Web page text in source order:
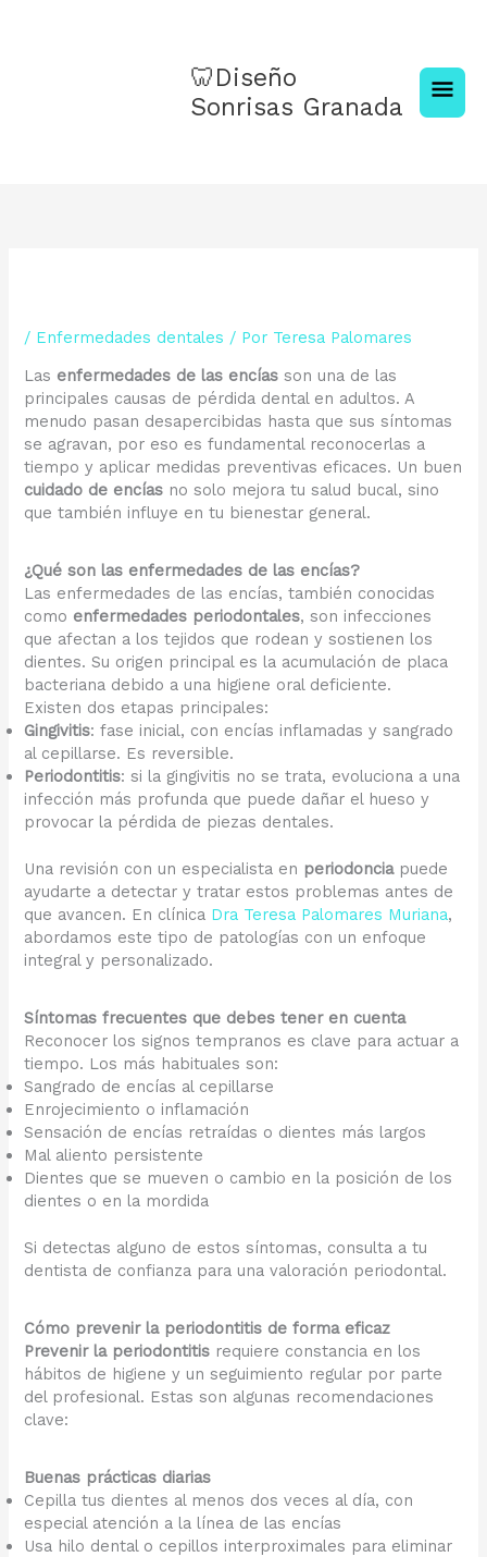
🦷Diseño
Sonrisas Granada
/ Enfermedades dentales / Por Teresa Palomares
Las enfermedades de las encías son una de las
principales causas de pérdida dental en adultos. A
menudo pasan desapercibidas hasta que sus síntomas
se agravan, por eso es fundamental reconocerlas a
tiempo y aplicar medidas preventivas eficaces. Un buen
cuidado de encías no solo mejora tu salud bucal, sino
que también influye en tu bienestar general.
¿Qué son las enfermedades de las encías?
Las enfermedades de las encías, también conocidas
como enfermedades periodontales, son infecciones
que afectan a los tejidos que rodean y sostienen los
dientes. Su origen principal es la acumulación de placa
bacteriana debido a una higiene oral deficiente.
Existen dos etapas principales:
Gingivitis: fase inicial, con encías inflamadas y sangrado
al cepillarse. Es reversible.
Periodontitis: si la gingivitis no se trata, evoluciona a una
infección más profunda que puede dañar el hueso y
provocar la pérdida de piezas dentales.
Una revisión con un especialista en periodonciapuede
ayudarte a detectar y tratar estos problemas antes de
que avancen. En clínica Dra Teresa Palomares Muriana,
abordamos este tipo de patologías con un enfoque
integral y personalizado.
Síntomas frecuentes que debes tener en cuenta
Reconocer los signos tempranos es clave para actuar a
tiempo. Los más habituales son:
Sangrado de encías al cepillarse
Enrojecimiento o inflamación
Sensación de encías retraídas o dientes más largos
Mal aliento persistente
Dientes que se mueven o cambio en la posición de los
dientes o en la mordida
Si detectas alguno de estos síntomas, consulta a tu
dentista de confianza para una valoración periodontal.
Cómo prevenir la periodontitis de forma eficaz
Prevenir la periodontitis requiere constancia en los
hábitos de higiene y un seguimiento regular por parte
del profesional. Estas son algunas recomendaciones
clave:
Buenas prácticas diarias
Cepilla tus dientes al menos dos veces al día, con
especial atención a la línea de las encías
Usa hilo dental o cepillos interproximales para eliminar